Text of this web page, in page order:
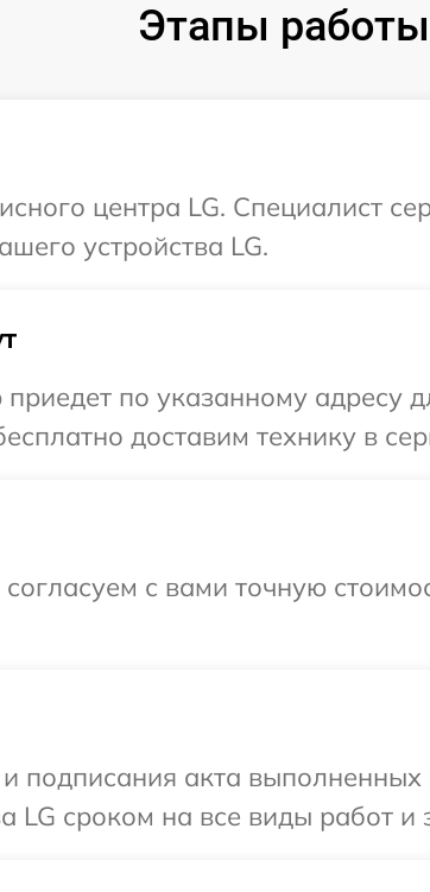
Этапы работы
центра LG. Специалист
устройства LG.
по указанному адресу
доставим технику в
с вами точную
подписания акта
LG сроком на все виды работ и